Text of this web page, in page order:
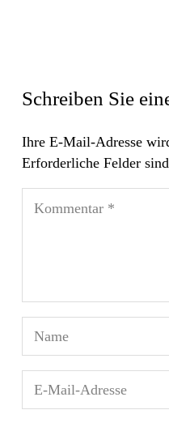
Schreiben Sie
Ihre E-Mail-Adresse
Erforderliche Felder